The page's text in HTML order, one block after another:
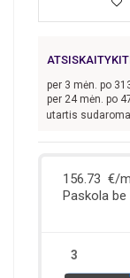
per 3 mėn. po
per 24 mėn. po
sutartis sudaroma 24